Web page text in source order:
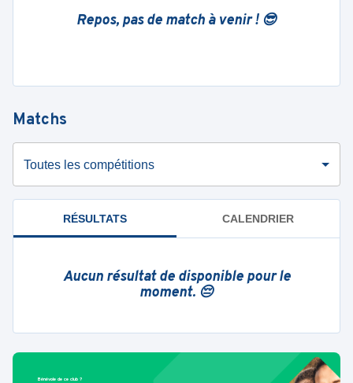
Repos, pas de match à venir ! 😎
Matchs
Toutes les compétitions
RÉSULTATS CALENDRIER
Aucun résultat de disponible pour le
moment. 😔
Bénévole de ce club ?